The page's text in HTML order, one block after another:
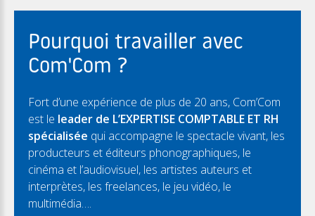
Pourquoi travailler avec
Com'Com ?
Fort d’une expérience de plus de 20 ans, Com’Com
est le leader de L’EXPERTISE COMPTABLE ET RH
spécialisée qui accompagne le spectacle vivant, les
producteurs et éditeurs phonographiques, le
cinéma et l’audiovisuel, les artistes auteurs et
interprètes, les freelances, le jeu vidéo, le
multimédia….